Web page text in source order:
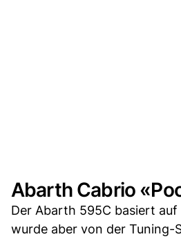
Abarth Cabrio
Der Abarth 595C basiert auf
wurde aber von der Tuning-